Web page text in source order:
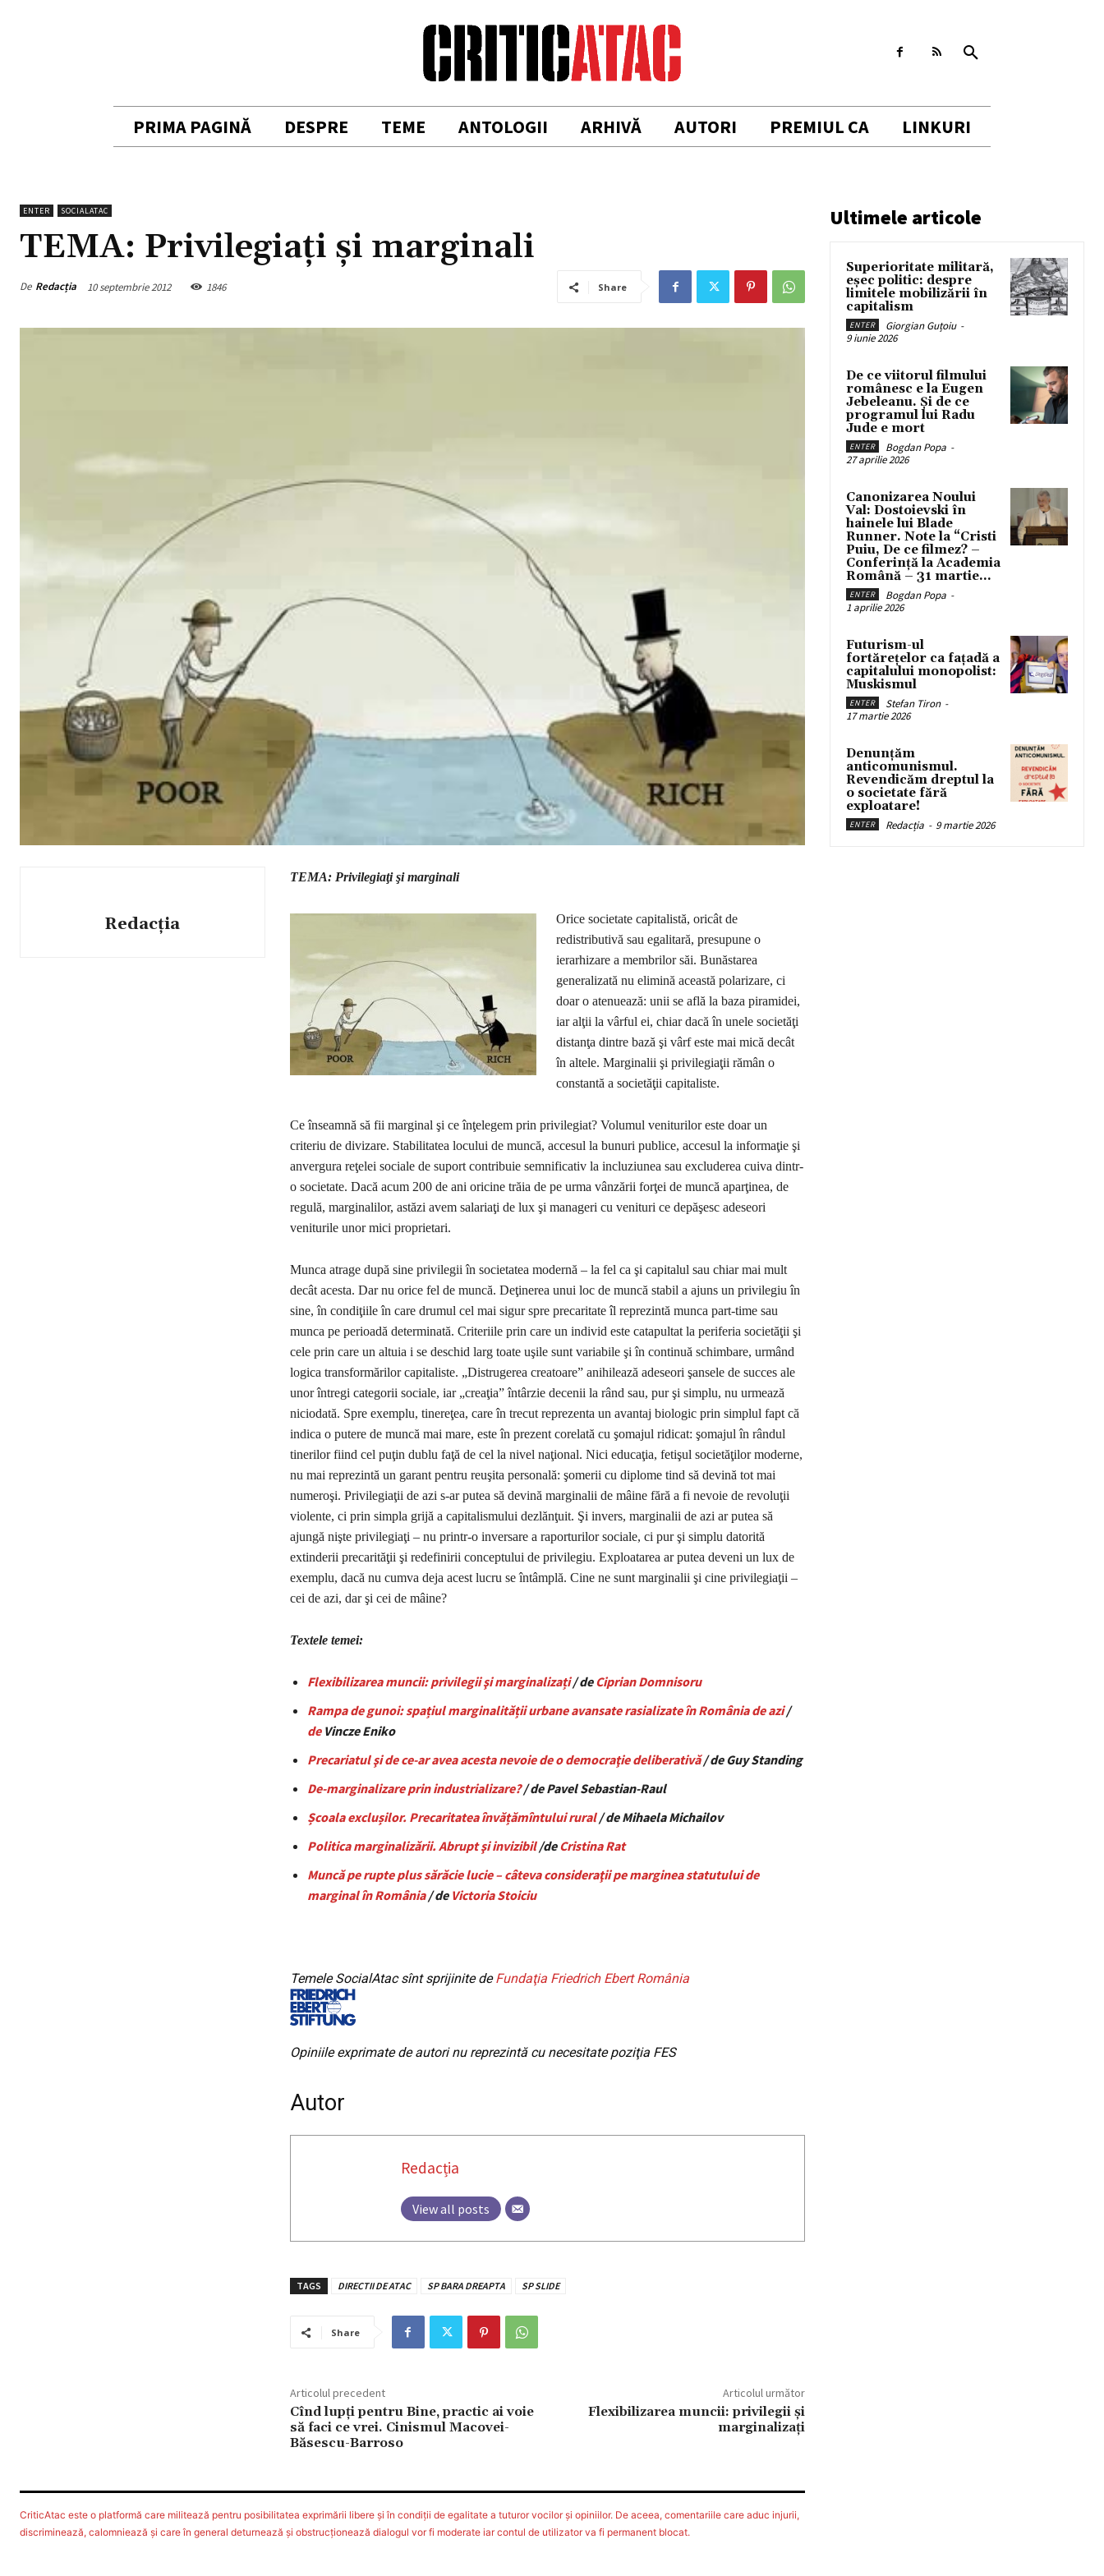
PRIMA PAGINĂ DESPRE TEME ANTOLOGII ARHIVĂ AUTORI PREMIUL CA LINKURI
ENTER SOCIALATAC
TEMA: Privilegiaţi şi marginali
De Redacția 10 septembrie 2012 1846 Share
Redacția
TEMA: Privilegiaţi şi marginali
Orice societate capitalistă, oricât de
redistributivă sau egalitară, presupune o
ierarhizare a membrilor săi. Bunăstarea
generalizată nu elimină această polarizare, ci
doar o atenuează: unii se află la baza piramidei,
iar alţii la vârful ei, chiar dacă în unele societăţi
distanţa dintre bază şi vârf este mai mică decât
în altele. Marginalii şi privilegiaţii rămân o
constantă a societăţii capitaliste.
Ce înseamnă să fii marginal şi ce înţelegem prin privilegiat? Volumul veniturilor este doar un
criteriu de divizare. Stabilitatea locului de muncă, accesul la bunuri publice, accesul la informaţie şi
anvergura reţelei sociale de suport contribuie semnificativ la incluziunea sau excluderea cuiva dintr-
o societate. Dacă acum 200 de ani oricine trăia de pe urma vânzării forţei de muncă aparţinea, de
regulă, marginalilor, astăzi avem salariaţi de lux şi manageri cu venituri ce depăşesc adeseori
veniturile unor mici proprietari.
Munca atrage după sine privilegii în societatea modernă – la fel ca şi capitalul sau chiar mai mult
decât acesta. Dar nu orice fel de muncă. Deţinerea unui loc de muncă stabil a ajuns un privilegiu în
sine, în condiţiile în care drumul cel mai sigur spre precaritate îl reprezintă munca part-time sau
munca pe perioadă determinată. Criteriile prin care un individ este catapultat la periferia societăţii şi
cele prin care un altuia i se deschid larg toate uşile sunt variabile şi în continuă schimbare, urmând
logica transformărilor capitaliste. „Distrugerea creatoare” anihilează adeseori şansele de succes ale
unor întregi categorii sociale, iar „creaţia” întârzie decenii la rând sau, pur şi simplu, nu urmează
niciodată. Spre exemplu, tinereţea, care în trecut reprezenta un avantaj biologic prin simplul fapt că
indica o putere de muncă mai mare, este în prezent corelată cu şomajul ridicat: şomajul în rândul
tinerilor fiind cel puţin dublu faţă de cel la nivel naţional. Nici educaţia, fetişul societăţilor moderne,
nu mai reprezintă un garant pentru reuşita personală: şomerii cu diplome tind să devină tot mai
numeroşi. Privilegiaţii de azi s-ar putea să devină marginalii de mâine fără a fi nevoie de revoluţii
violente, ci prin simpla grijă a capitalismului dezlănţuit. Şi invers, marginalii de azi ar putea să
ajungă nişte privilegiaţi – nu printr-o inversare a raporturilor sociale, ci pur şi simplu datorită
extinderii precarităţii şi redefinirii conceptului de privilegiu. Exploatarea ar putea deveni un lux de
exemplu, dacă nu cumva deja acest lucru se întâmplă. Cine ne sunt marginalii şi cine privilegiaţii –
cei de azi, dar şi cei de mâine?
Textele temei:
Flexibilizarea muncii: privilegii şi marginalizați/ deCiprian Domnisoru
Rampa de gunoi: spațiul marginalității urbane avansate rasializate în România de azi/
de Vincze Eniko
Precariatul şi de ce-ar avea acesta nevoie de o democraţie deliberativă/ de Guy Standing
De-marginalizare prin industrializare?/ de Pavel Sebastian-Raul
Școala exclușilor. Precaritatea învățămîntului rural/ de Mihaela Michailov
Politica marginalizării. Abrupt şi invizibil/deCristina Rat
Muncă pe rupte plus sărăcie lucie – câteva consideraţii pe marginea statutului de
marginal în România/ de Victoria Stoiciu
Temele SocialAtac sînt sprijinite deFundaţia Friedrich Ebert România
Opiniile exprimate de autori nu reprezintă cu necesitate poziţia FES
Autor
Redacția
View all posts
TAGS DIRECTII DE ATAC SP BARA DREAPTA SP SLIDE
Share
Articolul precedent
Cînd lupţi pentru Bine, practic ai voie
să faci ce vrei. Cinismul Macovei-
Băsescu-Barroso
Articolul următor
Flexibilizarea muncii: privilegii şi
marginalizați
CriticAtac este o platformă care militează pentru posibilitatea exprimării libere şi în condiţii de egalitate a tuturor vocilor şi opiniilor. De aceea, comentariile care aduc injurii,
discriminează, calomniează şi care în general deturnează şi obstrucţionează dialogul vor fi moderate iar contul de utilizator va fi permanent blocat.
Ultimele articole
Superioritate militară,
eșec politic: despre
limitele mobilizării în
capitalism
ENTER Giorgian Guțoiu -
9 iunie 2026
De ce viitorul filmului
românesc e la Eugen
Jebeleanu. Și de ce
programul lui Radu
Jude e mort
ENTER Bogdan Popa -
27 aprilie 2026
Canonizarea Noului
Val: Dostoievski în
hainele lui Blade
Runner. Note la “Cristi
Puiu, De ce filmez? –
Conferință la Academia
Română – 31 martie...
ENTER Bogdan Popa -
1 aprilie 2026
Futurism-ul
fortărețelor ca fațadă a
capitalului monopolist:
Muskismul
ENTER Stefan Tiron -
17 martie 2026
Denunțăm
anticomunismul.
Revendicăm dreptul la
o societate fără
exploatare!
ENTER Redacția - 9 martie 2026